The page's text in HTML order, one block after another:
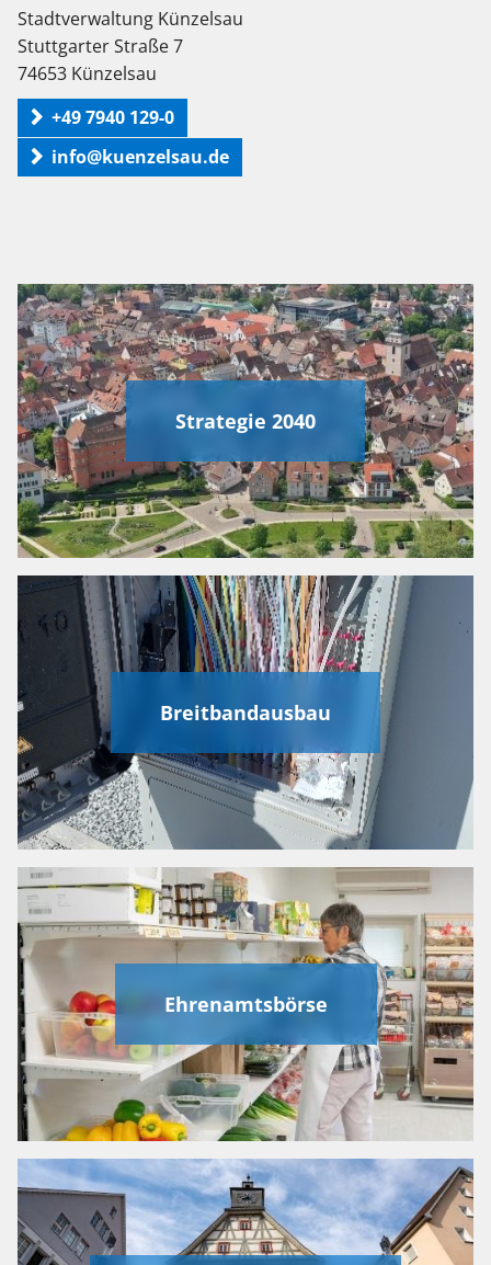
Stadtverwaltung Künzelsau
Stuttgarter Straße 7
74653 Künzelsau
+49 7940 129-0
info@kuenzelsau.de
Strategie 2040
Breitbandausbau
Ehrenamtsbörse